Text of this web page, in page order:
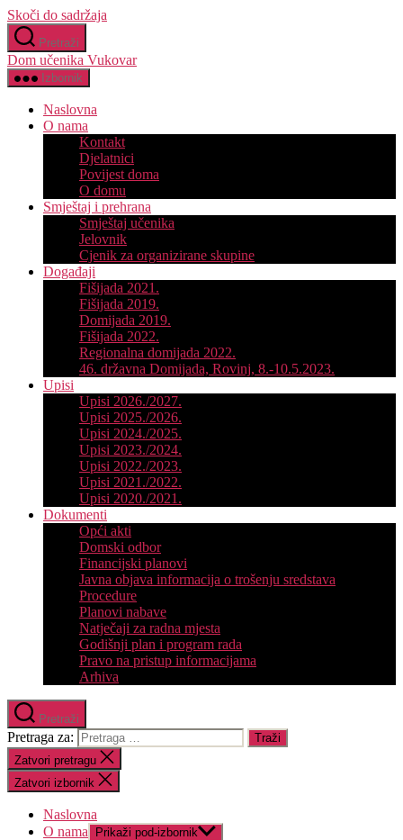
Skoči do sadržaja
Pretraži
Dom učenika Vukovar
Izbornik
Naslovna
O nama
Kontakt
Djelatnici
Povijest doma
O domu
Smještaj i prehrana
Smještaj učenika
Jelovnik
Cjenik za organizirane skupine
Događaji
Fišijada 2021.
Fišijada 2019.
Domijada 2019.
Fišijada 2022.
Regionalna domijada 2022.
46. državna Domijada, Rovinj, 8.-10.5.2023.
Upisi
Upisi 2026./2027.
Upisi 2025./2026.
Upisi 2024./2025.
Upisi 2023./2024.
Upisi 2022./2023.
Upisi 2021./2022.
Upisi 2020./2021.
Dokumenti
Opći akti
Domski odbor
Financijski planovi
Javna objava informacija o trošenju sredstava
Procedure
Planovi nabave
Natječaji za radna mjesta
Godišnji plan i program rada
Pravo na pristup informacijama
Arhiva
Pretraži
Pretraga za:
Zatvori pretragu
Zatvori izbornik
Naslovna
O nama
Prikaži pod-izbornik